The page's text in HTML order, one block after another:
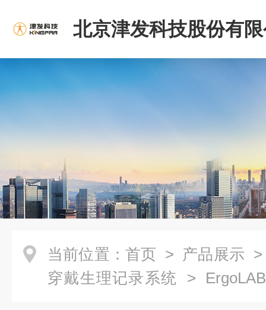
北京津发科技股份有
当前位置： 首页 > 产品展示
穿戴生理记录系统 >